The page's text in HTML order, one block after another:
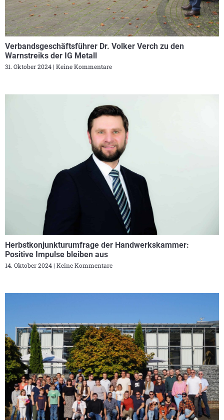
Verbandsgeschäftsführer Dr. Volker Verch zu den
Warnstreiks der IG Metall
31. Oktober 2024 Keine Kommentare
Herbstkonjunkturumfrage der Handwerkskammer:
Positive Impulse bleiben aus
14. Oktober 2024 Keine Kommentare